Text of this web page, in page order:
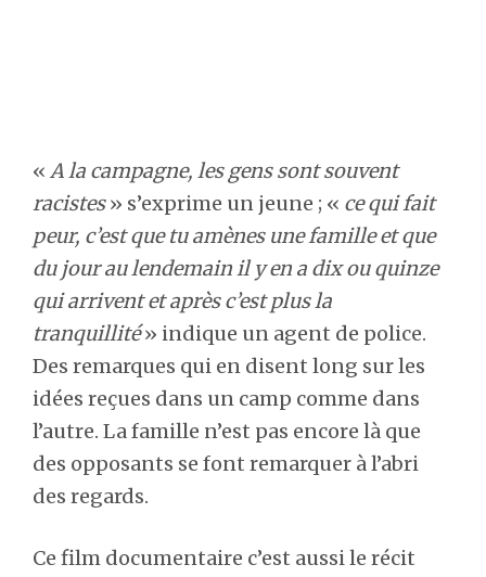
« A la campagne, les gens sont souvent
racistes» s’exprime un jeune ; « ce qui fait
peur, c’est que tu amènes une famille et que
du jour au lendemain il y en a dix ou quinze
qui arrivent et après c’est plus la
tranquillité» indique un agent de police.
Des remarques qui en disent long sur les
idées reçues dans un camp comme dans
l’autre. La famille n’est pas encore là que
des opposants se font remarquer à l’abri
des regards.
Ce film documentaire c’est aussi le récit